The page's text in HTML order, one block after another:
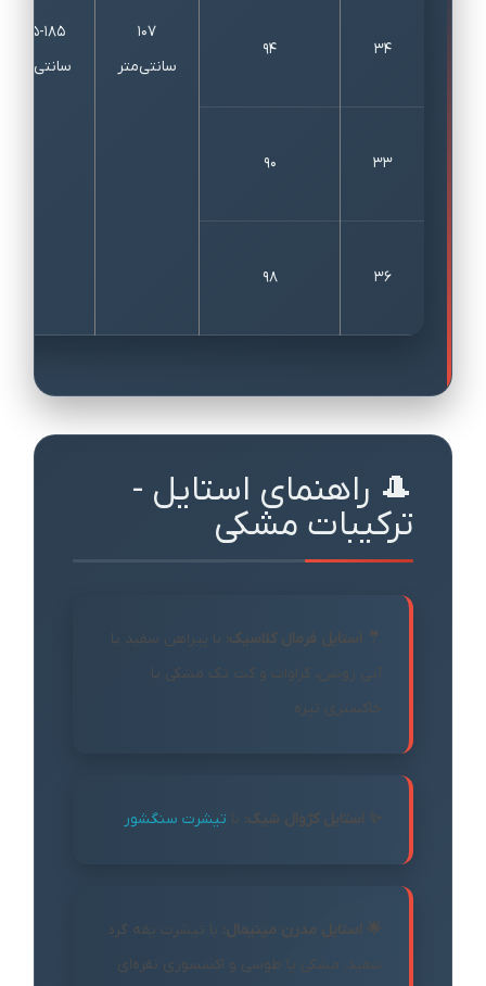
107
سانتی‌متر
165-185
سانتی‌متر
34
94
33
90
36
98
🎩 راهنمای استایل -
ترکیبات مشکی
🤵 استایل فرمال کلاسیک: با پیراهن سفید یا
آبی روشن، کراوات و کت تک مشکی یا
خاکستری تیره
✨ استایل کژوال شیک: با تیشرت سنگشور
🌟 استایل مدرن مینیمال: با تیشرت یقه گرد
سفید، مشکی یا طوسی و اکسسوری نقره‌ای